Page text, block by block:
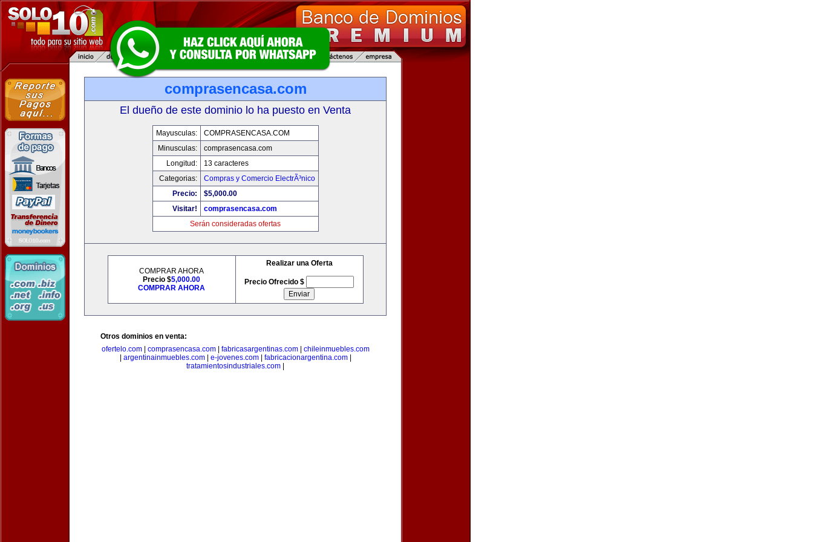
comprasencasa.com
El dueño de este dominio lo ha puesto en Venta
Mayusculas:
COMPRASENCASA.COM
Minusculas:
comprasencasa.com
Longitud:
13 caracteres
Categorias:
Compras y Comercio ElectrÃ³nico
Precio:
$5,000.00
Visitar!
comprasencasa.com
Serán consideradas ofertas
COMPRAR AHORA
Precio $5,000.00
COMPRAR AHORA
Realizar una Oferta
Precio Ofrecido $
Otros dominios en venta:
ofertelo.com| comprasencasa.com| fabricasargentinas.com| chileinmuebles.com
argentinainmuebles.com| e-jovenes.com| fabricacionargentina.com|
tratamientosindustriales.com